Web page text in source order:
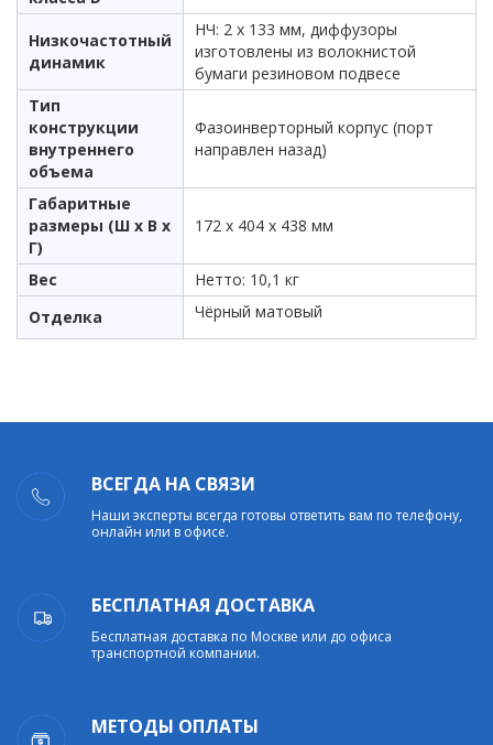
Низкочастотный
динамик
НЧ: 2 х 133 мм, диффузоры
изготовлены из волокнистой
бумаги резиновом подвесе
Тип
конструкции
внутреннего
объема
Фазоинверторный корпус (порт
направлен назад)
Габаритные
размеры (Ш x В x
Г)
172 x 404 x 438 мм
Вес
Нетто: 10,1 кг
Отделка
Чёрный матовый
ВСЕГДА НА СВЯЗИ
Наши эксперты всегда готовы ответить вам по телефону,
онлайн или в офисе.
БЕСПЛАТНАЯ ДОСТАВКА
Бесплатная доставка по Москве или до офиса
транспортной компании.
МЕТОДЫ ОПЛАТЫ